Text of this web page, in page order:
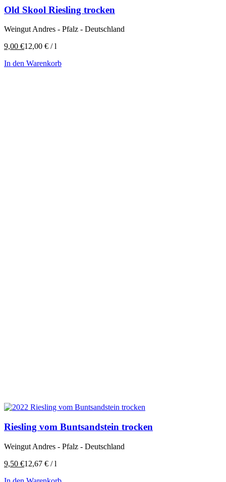
Old Skool Riesling trocken
Weingut Andres - Pfalz - Deutschland
9,00 €12,00 € /l
In den Warenkorb
Riesling vom Buntsandstein trocken
Weingut Andres - Pfalz - Deutschland
9,50 €12,67 € /l